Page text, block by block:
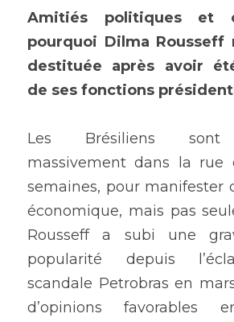
Amitiés politiques et
pourquoi Dilma Rousseff
destituée après avoir
de ses fonctions
Les Brésiliens sont
massivement dans la rue
semaines, pour manifester
économique, mais pas
Rousseff a subi une
popularité depuis
scandale Petrobras en
d’opinions favorables